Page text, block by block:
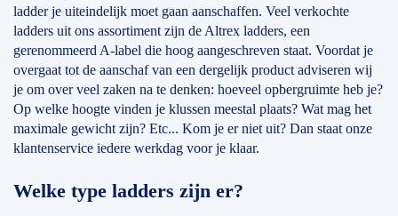
ladder je uiteindelijk moet gaan aanschaffen. Veel verkochte
ladders uit ons assortiment zijn de Altrex ladders, een
gerenommeerd A-label die hoog aangeschreven staat. Voordat je
overgaat tot de aanschaf van een dergelijk product adviseren wij
je om over veel zaken na te denken: hoeveel opbergruimte heb je?
Op welke hoogte vinden je klussen meestal plaats? Wat mag het
maximale gewicht zijn? Etc... Kom je er niet uit? Dan staat onze
klantenservice iedere werkdag voor je klaar.
Welke type ladders zijn er?